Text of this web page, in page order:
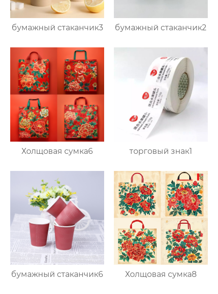
бумажный стаканчик3 бумажный стаканчик2
Холщовая сумка6 торговый знак1
бумажный стаканчик6 Холщовая сумка8